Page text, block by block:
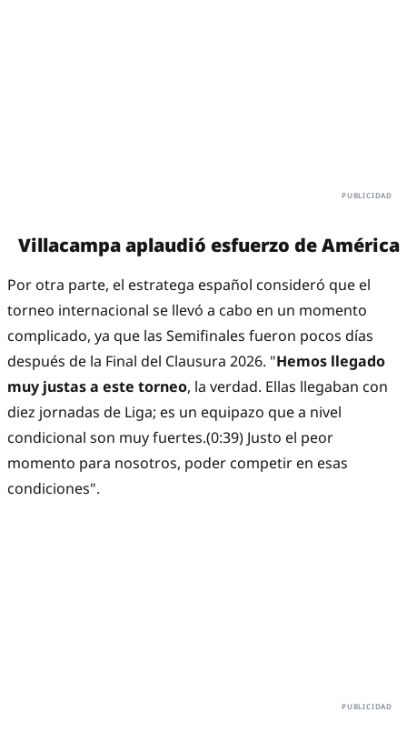
Villacampa aplaudió esfuerzo de América
Por otra parte, el estratega español consideró que el
torneo internacional se llevó a cabo en un momento
complicado, ya que las Semifinales fueron pocos días
después de la Final del Clausura 2026. "Hemos llegado
muy justas a este torneo, la verdad. Ellas llegaban con
diez jornadas de Liga; es un equipazo que a nivel
condicional son muy fuertes.(0:39) Justo el peor
momento para nosotros, poder competir en esas
condiciones".